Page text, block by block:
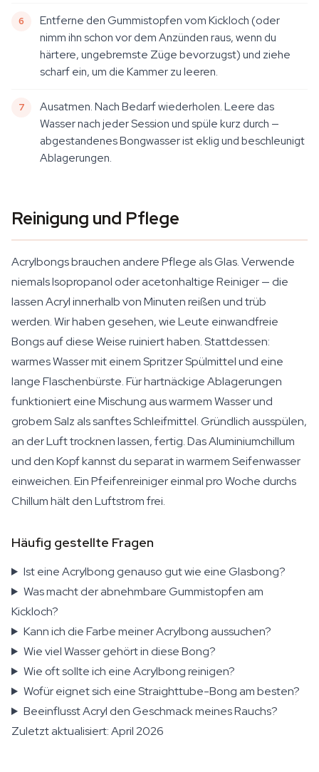
Entferne den Gummistopfen vom Kickloch (oder
nimm ihn schon vor dem Anzünden raus, wenn du
härtere, ungebremste Züge bevorzugst) und ziehe
scharf ein, um die Kammer zu leeren.
Ausatmen. Nach Bedarf wiederholen. Leere das
Wasser nach jeder Session und spüle kurz durch —
abgestandenes Bongwasser ist eklig und beschleunigt
Ablagerungen.
Reinigung und Pflege
Acrylbongs brauchen andere Pflege als Glas. Verwende
niemals Isopropanol oder acetonhaltige Reiniger — die
lassen Acryl innerhalb von Minuten reißen und trüb
werden. Wir haben gesehen, wie Leute einwandfreie
Bongs auf diese Weise ruiniert haben. Stattdessen:
warmes Wasser mit einem Spritzer Spülmittel und eine
lange Flaschenbürste. Für hartnäckige Ablagerungen
funktioniert eine Mischung aus warmem Wasser und
grobem Salz als sanftes Schleifmittel. Gründlich ausspülen,
an der Luft trocknen lassen, fertig. Das Aluminiumchillum
und den Kopf kannst du separat in warmem Seifenwasser
einweichen. Ein Pfeifenreiniger einmal pro Woche durchs
Chillum hält den Luftstrom frei.
Häufig gestellte Fragen
Ist eine Acrylbong genauso gut wie eine Glasbong?
Was macht der abnehmbare Gummistopfen am
Kickloch?
Kann ich die Farbe meiner Acrylbong aussuchen?
Wie viel Wasser gehört in diese Bong?
Wie oft sollte ich eine Acrylbong reinigen?
Wofür eignet sich eine Straighttube-Bong am besten?
Beeinflusst Acryl den Geschmack meines Rauchs?
Zuletzt aktualisiert: April 2026